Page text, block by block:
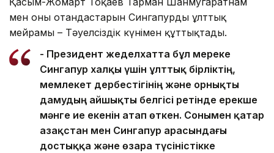
мен оның отандастарын Сингапурдың ұлттық
мейрамы – Тәуелсіздік күнімен құттықтады.
- Президент жеделхатта бұл мереке
Сингапур халқы үшін ұлттық бірліктің,
мемлекет дербестігінің және орнықты
дамудың айшықты белгісі ретінде ерекше
мәнге ие екенін атап өткен. Сонымен қатар
Қазақстан мен Сингапур арасындағы
достыққа және өзара түсіністікке